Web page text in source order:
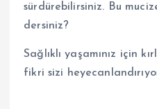
sürdürebilirsiniz. Bu
dersiniz?
Sağlıklı yaşamınız için
fikri sizi